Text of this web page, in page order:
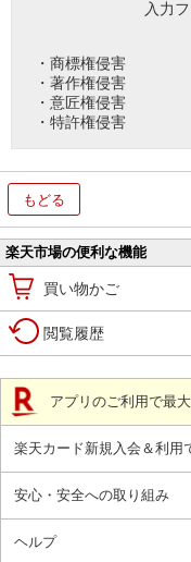
入力
・商標権侵害
・著作権侵害
・意匠権侵害
・特許権侵害
もどる
楽天市場の便利な機能
買い物かご
閲覧履歴
アプリのご利用で最
楽天カード新規入会＆利用
安心・安全への取り組み
ヘルプ